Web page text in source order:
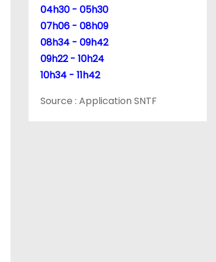
04h30 - 05h30
07h06 - 08h09
08h34 - 09h42
09h22 - 10h24
10h34 - 11h42
Source : Application SNTF